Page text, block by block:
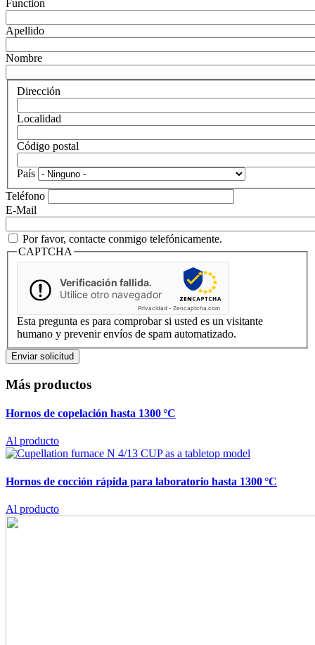
Function
Apellido
Nombre
Dirección
Localidad
Código postal
País
Teléfono
E-Mail
Por favor, contacte conmigo telefónicamente.
CAPTCHA
Verificación fallida.
Utilice otro navegador
Privacidad - Zencaptcha.com
Esta pregunta es para comprobar si usted es un visitante
humano y prevenir envíos de spam automatizado.
Más productos
Hornos de copelación hasta 1300 °C
Al producto
Hornos de cocción rápida para laboratorio hasta 1300 °C
Al producto